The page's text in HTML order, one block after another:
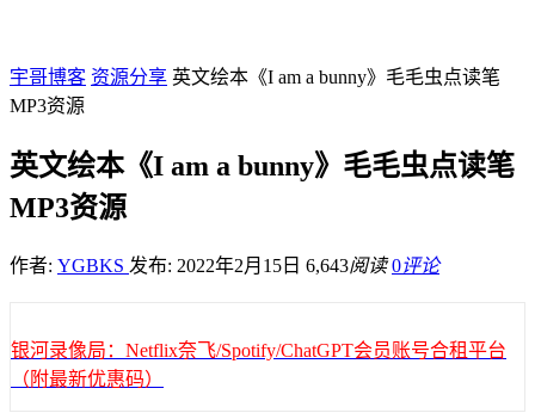
宇哥博客 资源分享 英文绘本《I am a bunny》毛毛虫点读笔
MP3资源
英文绘本《I am a bunny》毛毛虫点读笔
MP3资源
作者: YGBKS 发布: 2022年2月15日 6,643阅读 0评论
银河录像局：Netflix奈飞/Spotify/ChatGPT会员账号合租平台
（附最新优惠码）